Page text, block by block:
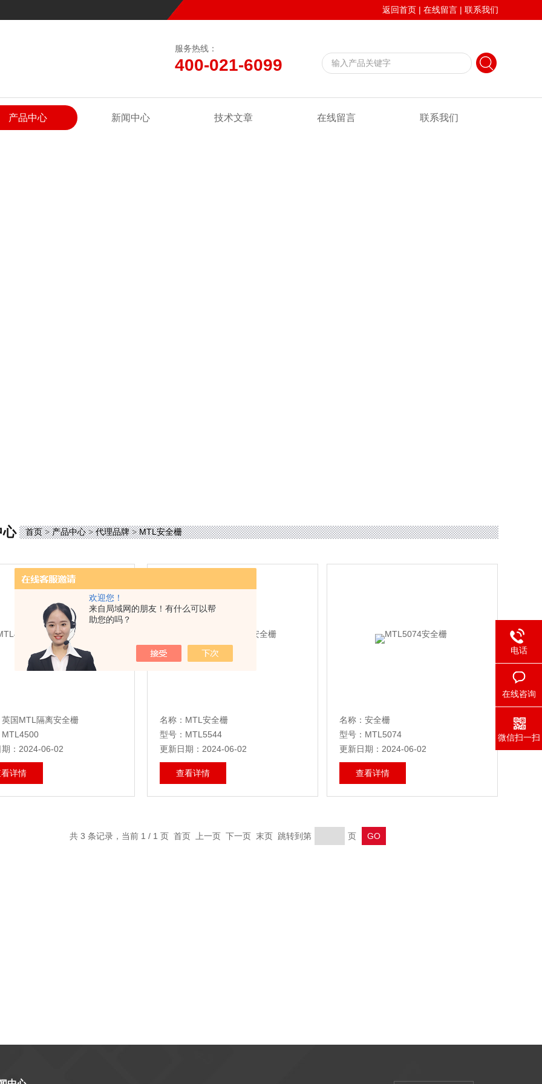
欢迎您！
来自局域网的朋友！有什么可以帮
助您的吗？
返回首页 | 在线留言 | 联系我们
服务热线：
400-021-6099
产品中心 新闻中心 技术文章 在线留言 联系我们
心 首页>产品中心>代理品牌>MTL安全栅
国MTL隔离安全栅
MTL4500
期：2024-06-02
详情
名称：MTL安全栅
型号：MTL5544
更新日期：2024-06-02
查看详情
名称：安全栅
型号：MTL5074
更新日期：2024-06-02
查看详情
共 3 条记录，当前 1 / 1 页 首页 上一页 下一页 末页 跳转到第 页
电话
在线咨询
微信扫一扫